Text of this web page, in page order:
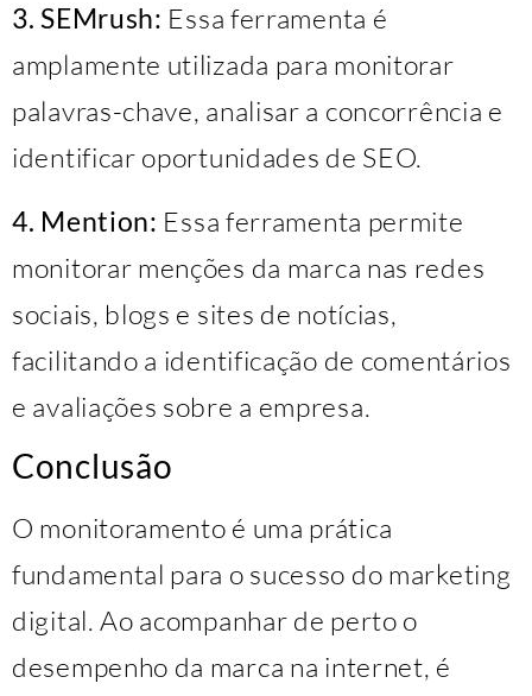
3. SEMrush: Essa ferramenta é
amplamente utilizada para monitorar
palavras-chave, analisar a concorrência e
identificar oportunidades de SEO.
4. Mention: Essa ferramenta permite
monitorar menções da marca nas redes
sociais, blogs e sites de notícias,
facilitando a identificação de comentários
e avaliações sobre a empresa.
Conclusão
O monitoramento é uma prática
fundamental para o sucesso do marketing
digital. Ao acompanhar de perto o
desempenho da marca na internet, é